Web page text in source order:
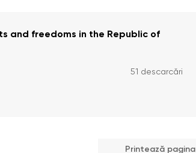
and freedoms in the Republic of
51 descarcări
Printează pagina